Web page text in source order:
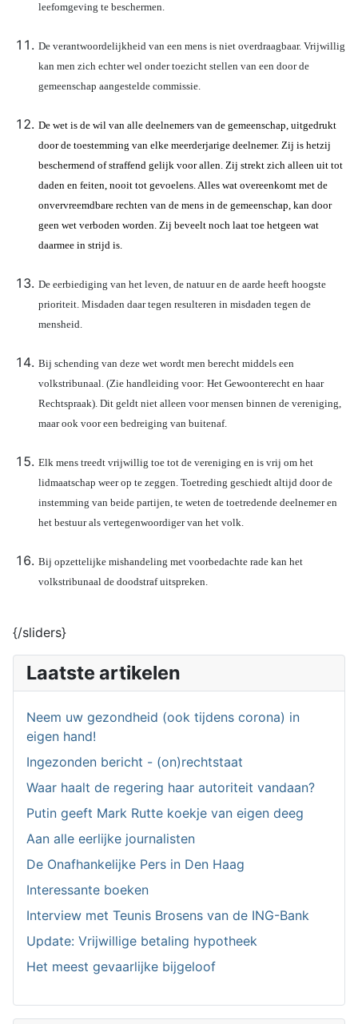
leefomgeving te beschermen.
De verantwoordelijkheid van een mens is niet overdraagbaar. Vrijwillig
kan men zich echter wel onder toezicht stellen van een door de
gemeenschap aangestelde commissie.
De wet is de wil van alle deelnemers van de gemeenschap, uitgedrukt
door de toestemming van elke meerderjarige deelnemer. Zij is hetzij
beschermend of straffend gelijk voor allen. Zij strekt zich alleen uit tot
daden en feiten, nooit tot gevoelens. Alles wat overeenkomt met de
onvervreemdbare rechten van de mens in de gemeenschap, kan door
geen wet verboden worden. Zij beveelt noch laat toe hetgeen wat
daarmee in strijd is.
De eerbiediging van het leven, de natuur en de aarde heeft hoogste
prioriteit. Misdaden daar tegen resulteren in misdaden tegen de
mensheid.
Bij schending van deze wet wordt men berecht middels een
volkstribunaal. (Zie handleiding voor: Het Gewoonterecht en haar
Rechtspraak). Dit geldt niet alleen voor mensen binnen de vereniging,
maar ook voor een bedreiging van buitenaf.
Elk mens treedt vrijwillig toe tot de vereniging en is vrij om het
lidmaatschap weer op te zeggen. Toetreding geschiedt altijd door de
instemming van beide partijen, te weten de toetredende deelnemer en
het bestuur als vertegenwoordiger van het volk.
Bij opzettelijke mishandeling met voorbedachte rade kan het
volkstribunaal de doodstraf uitspreken.
{/sliders}
Laatste artikelen
Neem uw gezondheid (ook tijdens corona) in
eigen hand!
Ingezonden bericht - (on)rechtstaat
Waar haalt de regering haar autoriteit vandaan?
Putin geeft Mark Rutte koekje van eigen deeg
Aan alle eerlijke journalisten
De Onafhankelijke Pers in Den Haag
Interessante boeken
Interview met Teunis Brosens van de ING-Bank
Update: Vrijwillige betaling hypotheek
Het meest gevaarlijke bijgeloof